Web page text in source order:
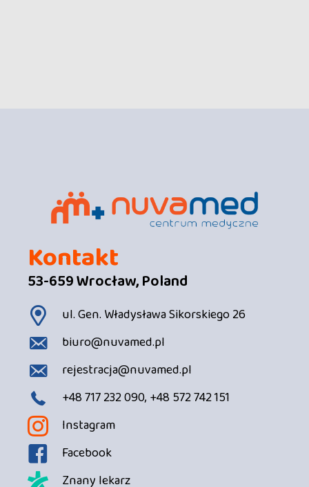
Kontakt
53-659 Wrocław, Poland
ul. Gen. Władysława Sikorskiego 26
biuro@nuvamed.pl
rejestracja@nuvamed.pl
+48 717 232 090, +48 572 742 151
Instagram
Facebook
Znany lekarz